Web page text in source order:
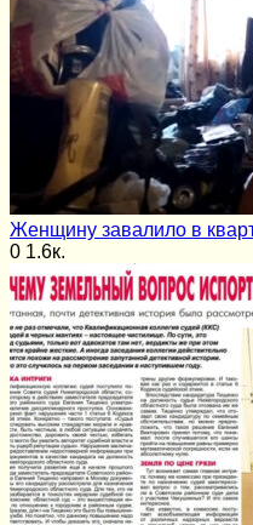
Женщину завалило в
0 1.6к.